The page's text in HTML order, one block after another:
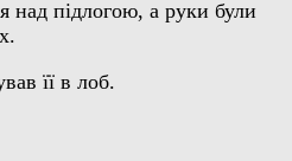
над підлогою, а руки були
її в лоб.